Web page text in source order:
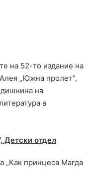
на 52-то издание на
„Южна пролет“,
на
в
Детски отдел
„Как принцеса Магда